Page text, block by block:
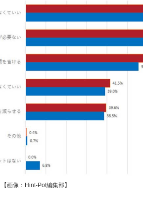
画像：Hint-Pot編集部】